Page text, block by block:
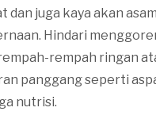
juga kaya akan
Hindari
rempah ringan
panggang seperti
nutrisi.